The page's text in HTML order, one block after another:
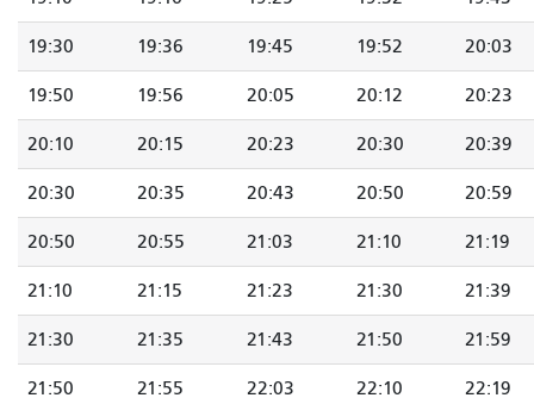
19:30 19:36 19:45 19:52 20:03
19:50 19:56 20:05 20:12 20:23
20:10 20:15 20:23 20:30 20:39
20:30 20:35 20:43 20:50 20:59
20:50 20:55 21:03 21:10 21:19
21:10 21:15 21:23 21:30 21:39
21:30 21:35 21:43 21:50 21:59
21:50 21:55 22:03 22:10 22:19